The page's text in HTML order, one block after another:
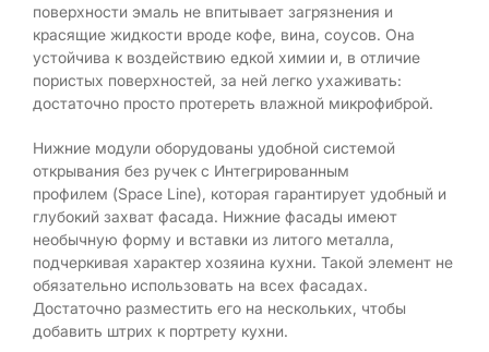
поверхности эмаль не впитывает загрязнения и
красящие жидкости вроде кофе, вина, соусов. Она
устойчива к воздействию едкой химии и, в отличие
пористых поверхностей, за ней легко ухаживать:
достаточно просто протереть влажной микрофиброй.
Нижние модули оборудованы удобной системой
открывания без ручек с Интегрированным
профилем (Space Line), которая гарантирует удобный и
глубокий захват фасада. Нижние фасады имеют
необычную форму и вставки из литого металла,
подчеркивая характер хозяина кухни. Такой элемент не
обязательно использовать на всех фасадах.
Достаточно разместить его на нескольких, чтобы
добавить штрих к портрету кухни.